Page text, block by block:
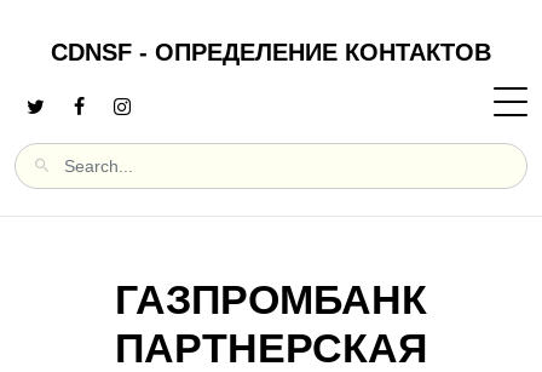
CDNSF - ОПРЕДЕЛЕНИЕ КОНТАКТОВ
ГАЗПРОМБАНК
ПАРТНЕРСКАЯ